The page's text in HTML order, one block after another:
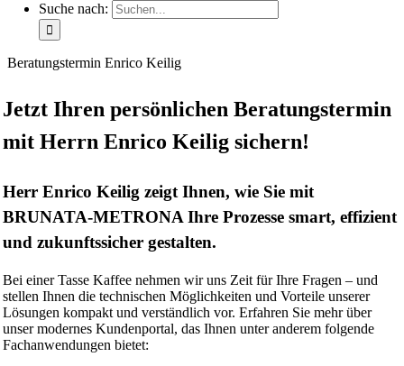
Suche nach:
Beratungstermin Enrico Keilig
Jetzt Ihren persönlichen Beratungstermin
mit Herrn Enrico Keilig sichern!
Herr Enrico Keilig zeigt Ihnen, wie Sie mit
BRUNATA-METRONA Ihre Prozesse smart, effizient
und zukunftssicher gestalten.
Bei einer Tasse Kaffee nehmen wir uns Zeit für Ihre Fragen – und
stellen Ihnen die technischen Möglichkeiten und Vorteile unserer
Lösungen kompakt und verständlich vor. Erfahren Sie mehr über
unser modernes Kundenportal, das Ihnen unter anderem folgende
Fachanwendungen bietet: